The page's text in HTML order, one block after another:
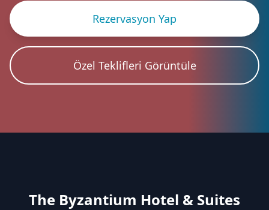
Rezervasyon Yap
Özel Teklifleri Görüntüle
The Byzantium Hotel & Suites